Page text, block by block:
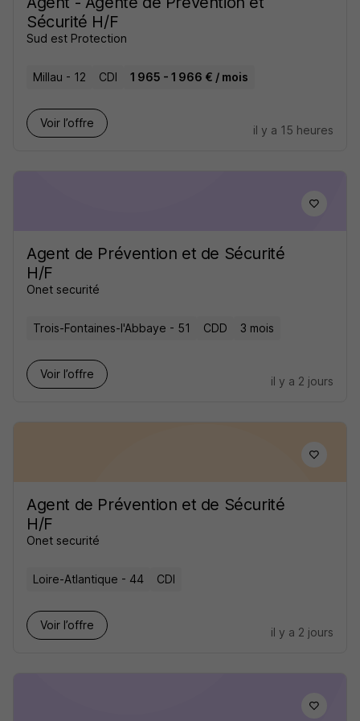
Sécurité H/F
Sud est Protection
Millau - 12 CDI 1 965 - 1 966 € / mois
Voir l’offre
il y a 15 heures
Agent de Prévention et de Sécurité
H/F
Onet securité
Trois-Fontaines-l'Abbaye - 51 CDD 3 mois
Voir l’offre
il y a 2 jours
Agent de Prévention et de Sécurité
H/F
Onet securité
Loire-Atlantique - 44 CDI
Voir l’offre
il y a 2 jours